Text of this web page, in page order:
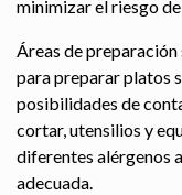
minimizar el riesgo
Áreas de preparación
para preparar platos
posibilidades de
cortar, utensilios y
diferentes alérgenos
adecuada.